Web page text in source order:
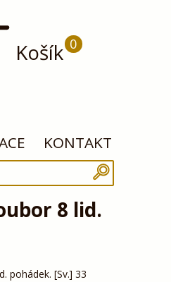
Košík 0
KONTAKT
8 lid.
pohádek. [Sv.] 33